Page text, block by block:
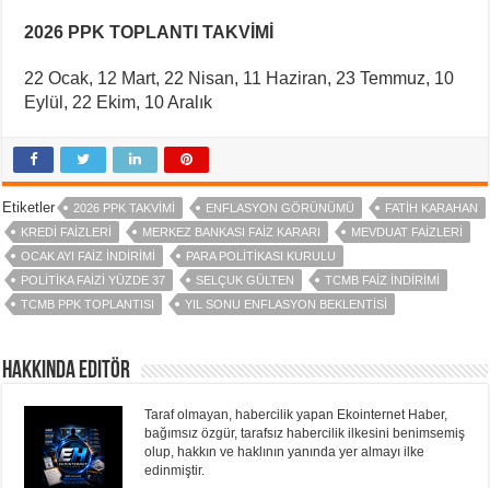
2026 PPK TOPLANTI TAKVİMİ
22 Ocak, 12 Mart, 22 Nisan, 11 Haziran, 23 Temmuz, 10
Eylül, 22 Ekim, 10 Aralık
Etiketler 2026 PPK TAKVIMI ENFLASYON GÖRÜNÜMÜ
FATIH KARAHAN
KREDI FAIZLERI
MERKEZ BANKASI FAIZ KARARI
MEVDUAT FAIZLERI
OCAK AYI FAIZ INDIRIMI
PARA POLITIKASI KURULU
POLITIKA FAIZI YÜZDE 37
SELÇUK GÜLTEN
TCMB FAIZ INDIRIMI
TCMB PPK TOPLANTISI
YIL SONU ENFLASYON BEKLENTISI
Hakkında Editör
Taraf olmayan, habercilik yapan Ekointernet Haber,
bağımsız özgür, tarafsız habercilik ilkesini benimsemiş
olup, hakkın ve haklının yanında yer almayı ilke
edinmiştir.